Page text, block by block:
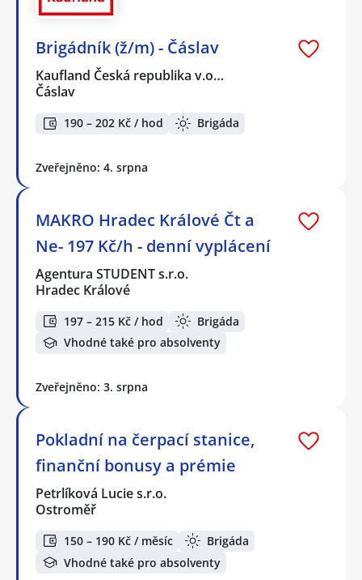
Brigádník (ž/m) - Čáslav
Kaufland Česká republika v.o…
Čáslav
190 – 202 Kč / hod Brigáda
Zveřejněno: 4. srpna
MAKRO Hradec Králové Čt a
Ne- 197 Kč/h - denní vyplácení
Agentura STUDENT s.r.o.
Hradec Králové
197 – 215 Kč / hod
Brigáda
Vhodné také pro absolventy
Zveřejněno: 3. srpna
Pokladní na čerpací stanice,
finanční bonusy a prémie
Petrlíková Lucie s.r.o.
Ostroměř
150 – 190 Kč / měsíc
Brigáda
Vhodné také pro absolventy